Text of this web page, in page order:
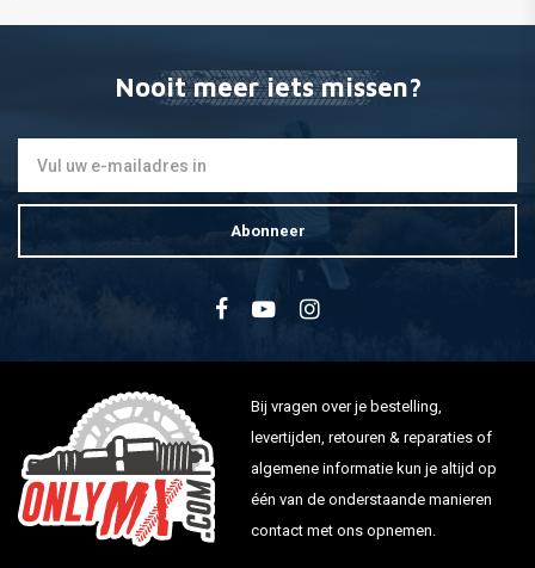
Nooit meer iets missen?
Abonneer
Bij vragen over je bestelling,
levertijden, retouren & reparaties of
algemene informatie kun je altijd op
één van de onderstaande manieren
contact met ons opnemen.